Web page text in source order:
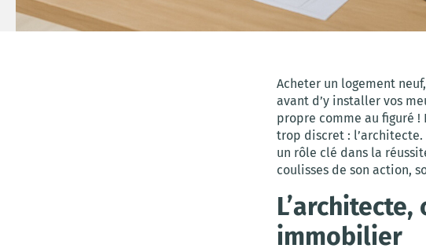
Acheter un logement
avant d’y installer vos
propre comme au figuré !
trop discret :
un rôle clé dans la
coulisses de son action,
immobilier